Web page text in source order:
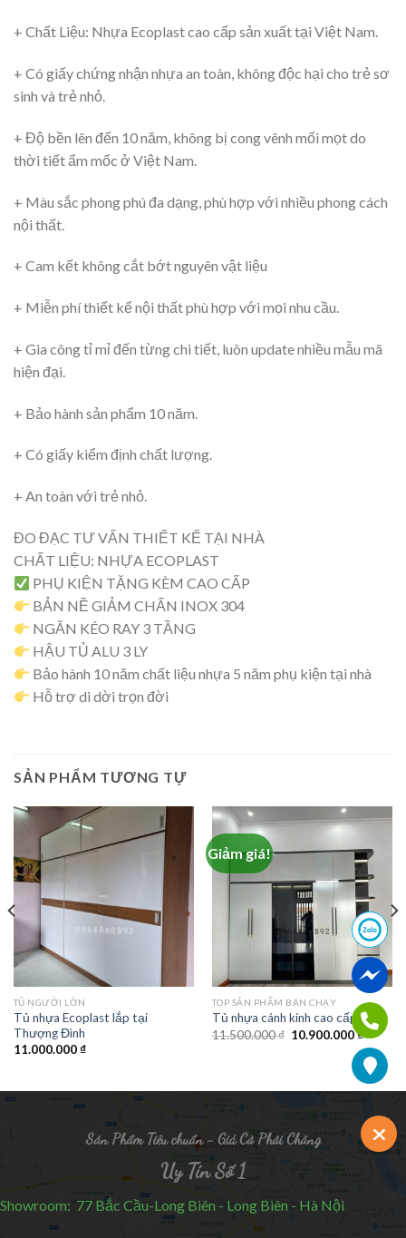
+ Chất Liệu: Nhựa Ecoplast cao cấp sản xuất tại Việt Nam.
+ Có giấy chứng nhận nhựa an toàn, không độc hại cho trẻ sơ
sinh và trẻ nhỏ.
+ Độ bền lên đến 10 năm, không bị cong vênh mối mọt do
thời tiết ẩm mốc ở Việt Nam.
+ Màu sắc phong phú đa dạng, phù hợp với nhiều phong cách
nội thất.
+ Cam kết không cắt bớt nguyên vật liệu
+ Miễn phí thiết kế nội thất phù hợp với mọi nhu cầu.
+ Gia công tỉ mỉ đến từng chi tiết, luôn update nhiều mẫu mã
hiện đại.
+ Bảo hành sản phẩm 10 năm.
+ Có giấy kiểm định chất lượng.
+ An toàn với trẻ nhỏ.
ĐO ĐẠC TƯ VẤN THIẾT KẾ TẠI NHÀ
CHẤT LIỆU: NHỰA ECOPLAST
PHỤ KIỆN TẶNG KÈM CAO CẤP
BẢN NỀ GIẢM CHẤN INOX 304
NGĂN KÉO RAY 3 TẦNG
HẬU TỦ ALU 3 LY
Bảo hành 10 năm chất liệu nhựa 5 năm phụ kiện tại nhà
Hỗ trợ di dời trọn đời
SẢN PHẨM TƯƠNG TỰ
TỦ NGƯỜI LỚN
Tủ nhựa Ecoplast lắp tại
Thượng Đình
11.000.000₫
Giảm giá!
TOP SẢN PHẨM BÁN CHẠY
Tủ nhựa cánh kính cao cấp
11.500.000₫ 10.900.000₫
Sản Phẩm Tiêu chuẩn - Giá Cả Phải Chăng
Uy Tín Số 1
Showroom: 77 Bắc Cầu-Long Biên - Long Biên - Hà Nội